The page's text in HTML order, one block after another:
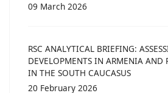
09 March 2026
RSC ANALYTICAL BRIEFING:
DEVELOPMENTS IN ARMENIA AND
IN THE SOUTH CAUCASUS
20 February 2026